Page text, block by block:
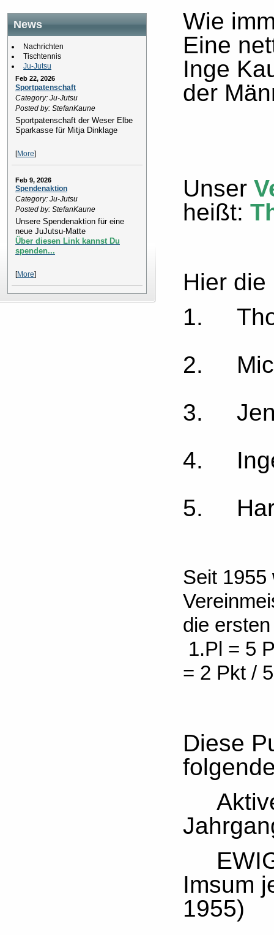
News
Nachrichten
Tischtennis
Ju-Jutsu
Feb 22, 2026
Sportpatenschaft
Category: Ju-Jutsu
Posted by: StefanKaune
Sportpatenschaft der Weser Elbe
Sparkasse für Mitja Dinklage
[More]
Feb 9, 2026
Spendenaktion
Category: Ju-Jutsu
Posted by: StefanKaune
Unsere Spendenaktion für eine
neue JuJutsu-Matte
Über diesen Link kannst Du
spenden...
[More]
Wie
Eine
Inge
der
Unser
heißt:
Hier
1.
2.
3.
4.
5.
Seit 1955
die
1.Pl = 5
= 2 Pkt /
Diese
Imsum
1955)